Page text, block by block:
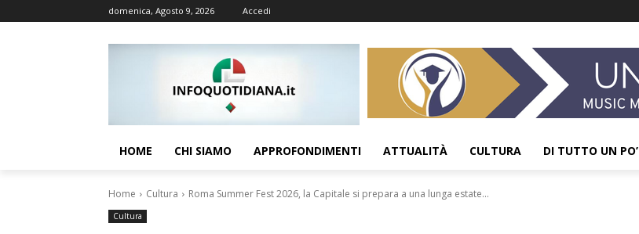
domenica, Agosto 9, 2026 Accedi
HOME CHI SIAMO APPROFONDIMENTI ATTUALITÀ CULTURA DI TUTTO UN PO’
Home Cultura Roma Summer Fest 2026, la Capitale si prepara a una lunga estate...
Cultura